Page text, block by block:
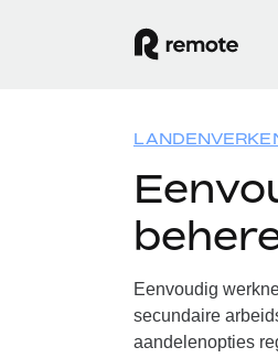
Eenvoudig
secundaire
aandelenopties